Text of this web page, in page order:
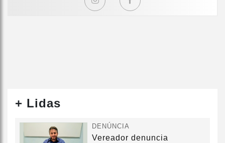
+ Lidas
DENÚNCIA
Vereador denuncia